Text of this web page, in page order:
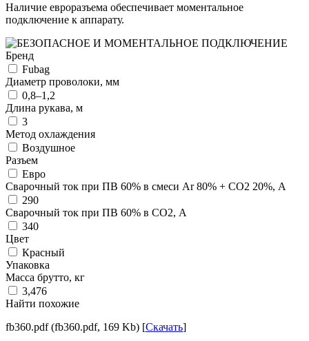
Наличие евроразъема обеспечивает моментальное
подключение к аппарату.
Бренд
Fubag
Диаметр проволоки, мм
0,8–1,2
Длина рукава, м
3
Метод охлаждения
Воздушное
Разъем
Евро
Сварочный ток при ПВ 60% в смеси Ar 80% + CO2 20%, А
290
Сварочный ток при ПВ 60% в СО2, А
340
Цвет
Красный
Упаковка
Масса брутто, кг
3,476
Найти похожие
fb360.pdf (fb360.pdf, 169 Kb) [Скачать]